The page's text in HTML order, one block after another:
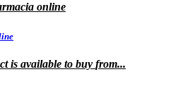
online
is available to buy from...